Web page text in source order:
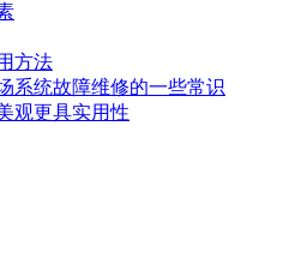
方法
系统故障维修的一些常识
观更具实用性